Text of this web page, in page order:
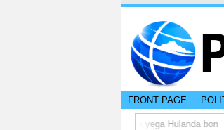
FRONT PAGE
di studiantenan di Aruba a yega Hulanda bon